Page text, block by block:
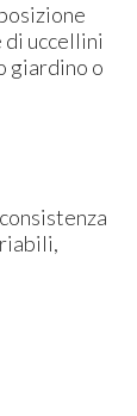
uccellini
giardino o